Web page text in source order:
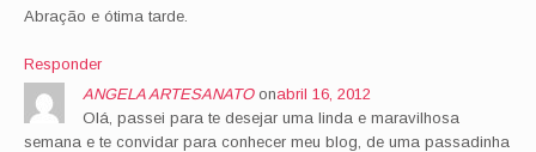
Abração e ótima tarde.
Responder
ANGELA ARTESANATOonabril 16, 2012
Olá, passei para te desejar uma linda e maravilhosa
semana e te convidar para conhecer meu blog, de uma passadinha